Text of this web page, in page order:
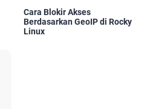
Cara Blokir Akses
Berdasarkan GeoIP di Rocky
Linux